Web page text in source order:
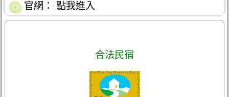
官網： 點我進入
合法民宿